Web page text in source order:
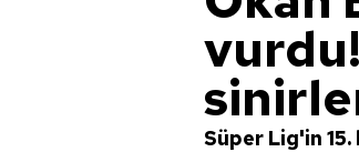
Süper Lig'in